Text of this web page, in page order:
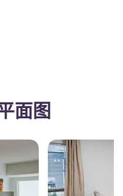
面图